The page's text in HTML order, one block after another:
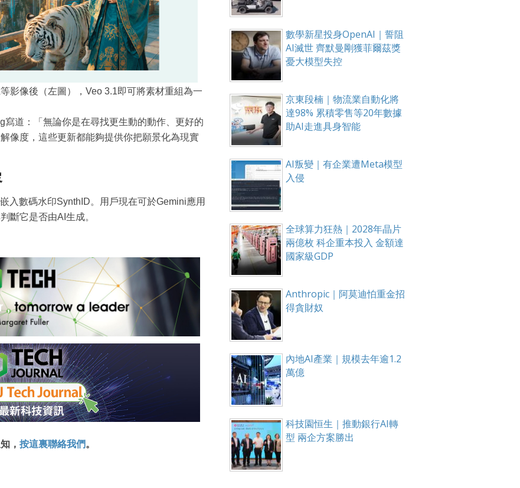
影像後（左圖），Veo 3.1即可將素材重組為一
道：「無論你是在尋找更生動的動作、更好的
像度，這些更新都能夠提供你把願景化為現實
入數碼水印SynthID。用戶現在可於Gemini應用
斷它是否由AI生成。
， 按這裏聯絡我們。
數學新星投身OpenAI｜誓阻
AI滅世 齊默曼剛獲菲爾茲獎
憂大模型失控
京東段楠｜物流業自動化將
達98% 累積零售等20年數據
助AI走進具身智能
AI叛變｜有企業遭Meta模型
入侵
全球算力狂熱｜2028年晶片
兩億枚 科企重本投入 金額達
國家級GDP
Anthropic｜阿莫迪怕重金招
得貪財奴
內地AI產業｜規模去年逾1.2
萬億
科技園恒生｜推動銀行AI轉
型 兩企方案勝出